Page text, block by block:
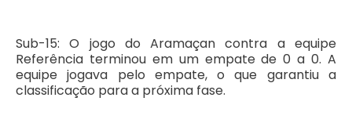
Sub-15: O jogo do Aramaçan contra a equipe
Referência terminou em um empate de 0 a 0. A
equipe jogava pelo empate, o que garantiu a
classificação para a próxima fase.